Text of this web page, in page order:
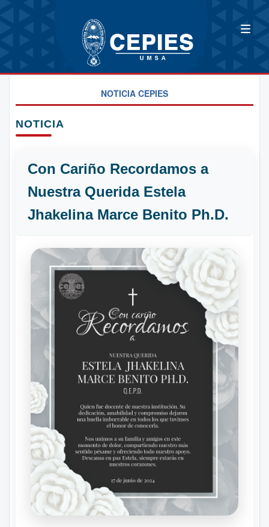
NOTICIA CEPIES
NOTICIA
Con Cariño Recordamos a
Nuestra Querida Estela
Jhakelina Marce Benito Ph.D.